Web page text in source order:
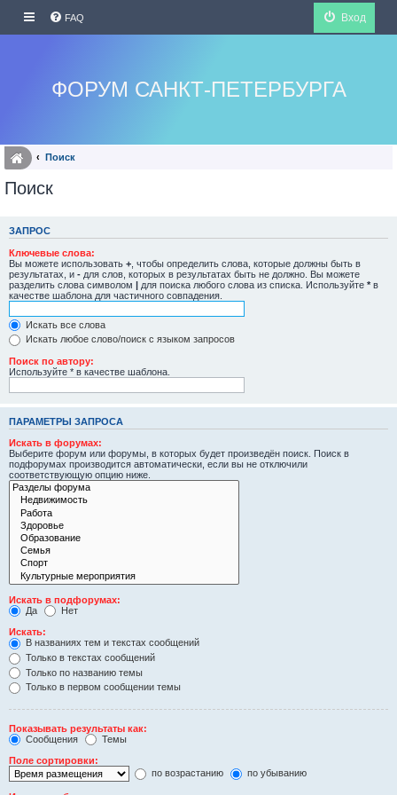
FAQ Вход
ФОРУМ САНКТ-ПЕТЕРБУРГА
Поиск
Поиск
ЗАПРОС
Ключевые слова:
Вы можете использовать + , чтобы определить слова, которые должны быть в
результатах, и - для слов, которых в результатах быть не должно. Вы можете
разделить слова символом | для поиска любого слова из списка. Используйте * в
качестве шаблона для частичного совпадения.
Искать все слова
Искать любое слово/поиск с языком запросов
Поиск по автору:
Используйте * в качестве шаблона.
ПАРАМЕТРЫ ЗАПРОСА
Искать в форумах:
Выберите форум или форумы, в которых будет произведён поиск. Поиск в
подфорумах производится автоматически, если вы не отключили
соответствующую опцию ниже.
Искать в подфорумах:
Да
Нет
Искать:
В названиях тем и текстах сообщений
Только в текстах сообщений
Только по названию темы
Только в первом сообщении темы
Показывать результаты как:
Сообщения
Темы
Поле сортировки:
по возрастанию
по убыванию